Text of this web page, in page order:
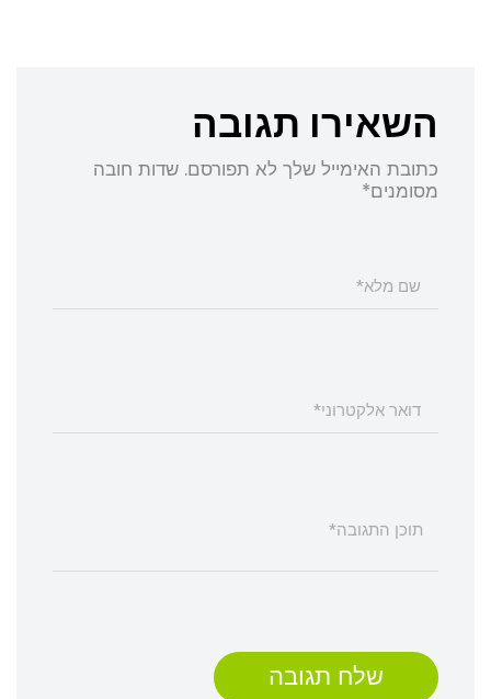
השאירו תגובה
כתובת האימייל שלך לא תפורסם. שדות חובה
מסומנים*
שלח תגובה